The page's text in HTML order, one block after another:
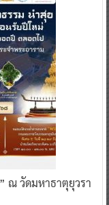
ณ วัดมหาธาตุยุวรา